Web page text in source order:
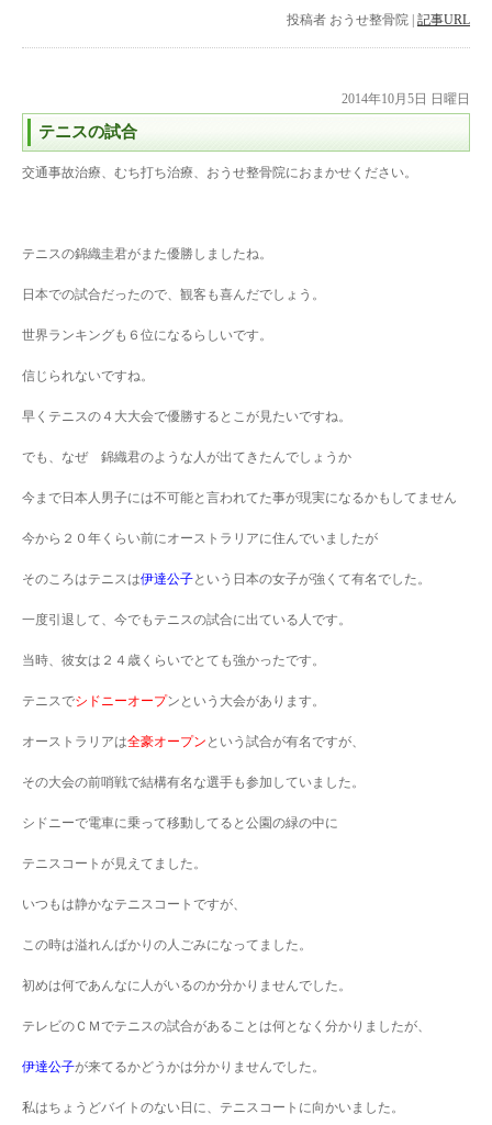
投稿者 おうせ整骨院 | 記事URL
2014年10月5日 日曜日
テニスの試合
交通事故治療、むち打ち治療、おうせ整骨院におまかせください。
テニスの錦織圭君がまた優勝しましたね。
日本での試合だったので、観客も喜んだでしょう。
世界ランキングも６位になるらしいです。
信じられないですね。
早くテニスの４大大会で優勝するとこが見たいですね。
でも、なぜ 錦織君のような人が出てきたんでしょうか
今まで日本人男子には不可能と言われてた事が現実になるかもしてません
今から２０年くらい前にオーストラリアに住んでいましたが
そのころはテニスは伊達公子という日本の女子が強くて有名でした。
一度引退して、今でもテニスの試合に出ている人です。
当時、彼女は２４歳くらいでとても強かったです。
テニスでシドニーオープンという大会があります。
オーストラリアは全豪オープン という試合が有名ですが、
その大会の前哨戦で結構有名な選手も参加していました。
シドニーで電車に乗って移動してると公園の緑の中に
テニスコートが見えてました。
いつもは静かなテニスコートですが、
この時は溢れんばかりの人ごみになってました。
初めは何であんなに人がいるのか分かりませんでした。
テレビのＣＭでテニスの試合があることは何となく分かりましたが、
伊達公子が来てるかどうかは分かりませんでした。
私はちょうどバイトのない日に、テニスコートに向かいました。